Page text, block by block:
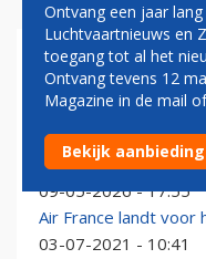
DENVER
Vliegtuig van
startbaan in Denver
09-05-2026 - 17:55
Air France landt
03-07-2021 - 10:41
Ontvang een jaar
Luchtvaartnieuws en
toegang tot al het
Ontvang tevens 12
Magazine in de mail
Bekijk aanbieding